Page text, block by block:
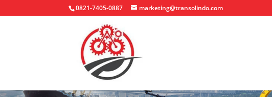
0821-7405-0887 marketing@transolindo.com